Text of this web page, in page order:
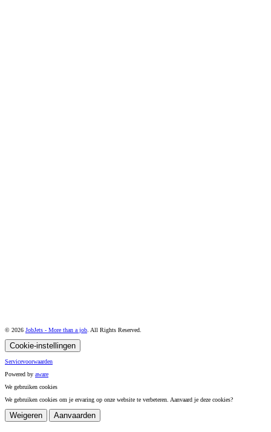
© 2026 JobJets - More than a job . All Rights Reserved.
Cookie-instellingen
Servicevoorwaarden
Powered by aware
We gebruiken cookies
We gebruiken cookies om je ervaring op onze website te verbeteren. Aanvaard je deze cookies?
Weigeren Aanvaarden